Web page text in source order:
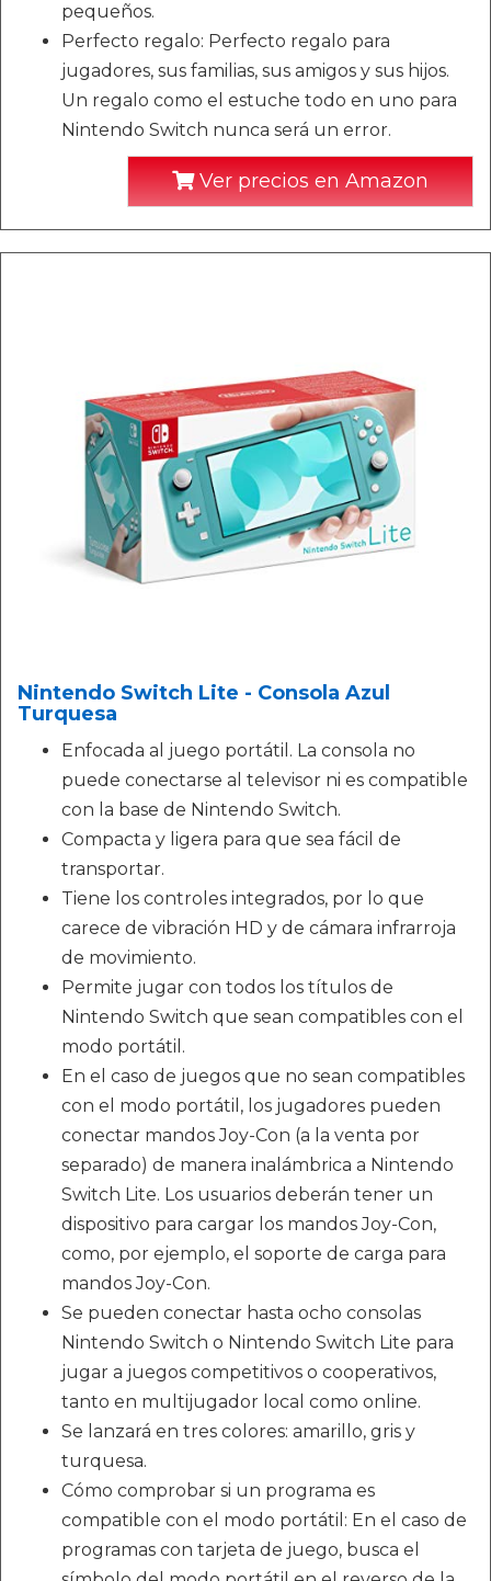
pequeños.
Perfecto regalo: Perfecto regalo para
jugadores, sus familias, sus amigos y sus hijos.
Un regalo como el estuche todo en uno para
Nintendo Switch nunca será un error.
Ver precios en Amazon
Nintendo Switch Lite - Consola Azul
Turquesa
Enfocada al juego portátil. La consola no
puede conectarse al televisor ni es compatible
con la base de Nintendo Switch.
Compacta y ligera para que sea fácil de
transportar.
Tiene los controles integrados, por lo que
carece de vibración HD y de cámara infrarroja
de movimiento.
Permite jugar con todos los títulos de
Nintendo Switch que sean compatibles con el
modo portátil.
En el caso de juegos que no sean compatibles
con el modo portátil, los jugadores pueden
conectar mandos Joy-Con (a la venta por
separado) de manera inalámbrica a Nintendo
Switch Lite. Los usuarios deberán tener un
dispositivo para cargar los mandos Joy-Con,
como, por ejemplo, el soporte de carga para
mandos Joy-Con.
Se pueden conectar hasta ocho consolas
Nintendo Switch o Nintendo Switch Lite para
jugar a juegos competitivos o cooperativos,
tanto en multijugador local como online.
Se lanzará en tres colores: amarillo, gris y
turquesa.
Cómo comprobar si un programa es
compatible con el modo portátil: En el caso de
programas con tarjeta de juego, busca el